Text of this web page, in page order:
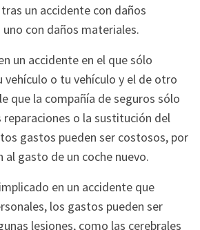
un accidente con daños
con daños materiales.
un accidente en el que sólo
o tu vehículo y el de otro
que la compañía de seguros sólo
reparaciones o la sustitución del
gastos pueden ser costosos, por
gasto de un coche nuevo.
en un accidente que
los gastos pueden ser
lesiones, como las cerebrales